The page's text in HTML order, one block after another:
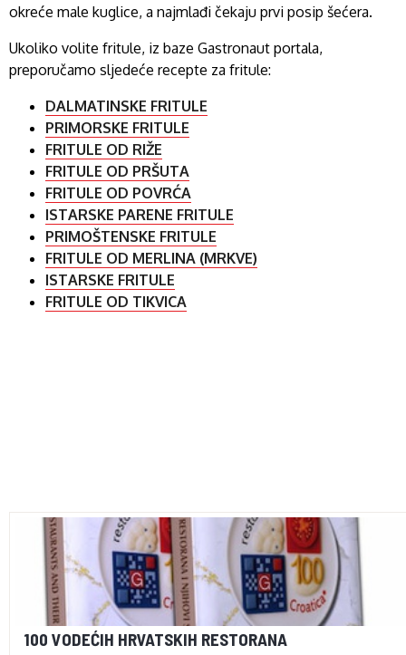
okreće male kuglice, a najmlađi čekaju prvi posip šećera.
Ukoliko volite fritule, iz baze Gastronaut portala,
preporučamo sljedeće recepte za fritule:
DALMATINSKE FRITULE
PRIMORSKE FRITULE
FRITULE OD RIŽE
FRITULE OD PRŠUTA
FRITULE OD POVRĆA
ISTARSKE PARENE FRITULE
PRIMOŠTENSKE FRITULE
FRITULE OD MERLINA (MRKVE)
ISTARSKE FRITULE
FRITULE OD TIKVICA
100 VODEĆIH HRVATSKIH RESTORANA